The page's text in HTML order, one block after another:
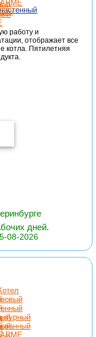
работу и
отображает все
котла. Пятилетняя
дней.
08-2026